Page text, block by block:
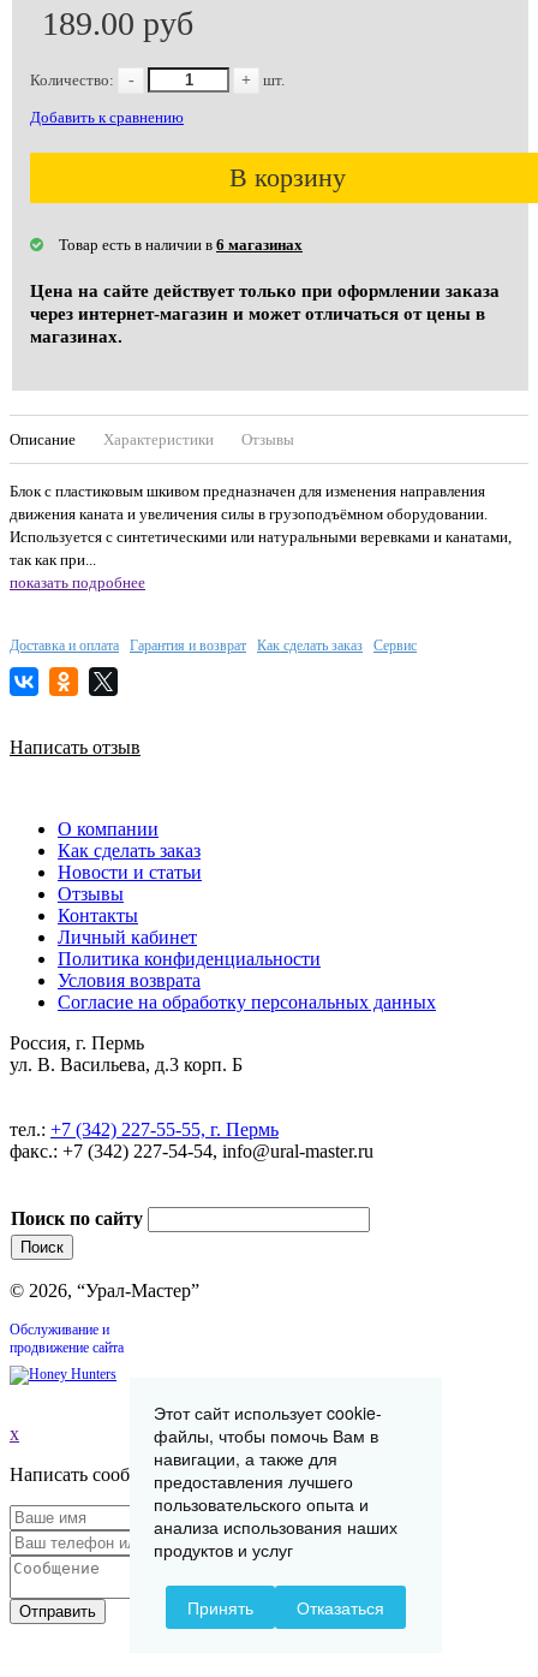
189.00 руб
Количество: - + шт.
Добавить к сравнению
В корзину
Товар есть в наличии в 6 магазинах
Цена на сайте действует только при оформлении заказа
через интернет-магазин и может отличаться от цены в
магазинах.
Описание Характеристики Отзывы
Блок с пластиковым шкивом предназначен для изменения направления
движения каната и увеличения силы в грузоподъёмном оборудовании.
Используется с синтетическими или натуральными веревками и канатами,
так как при...
показать подробнее
Доставка и оплата Гарантия и возврат Как сделать заказ Сервис
Написать отзыв
О компании
Как сделать заказ
Новости и статьи
Отзывы
Контакты
Личный кабинет
Политика конфиденциальности
Условия возврата
Согласие на обработку персональных данных
Россия, г. Пермь
ул. В. Васильева, д.3 корп. Б
тел.: +7 (342) 227-55-55, г. Пермь
факс.: +7 (342) 227-54-54, info@ural-master.ru
Поиск по сайту
© 2026, “Урал-Мастер”
Обслуживание и
продвижение сайта
x
Написать сообщение
Отправить
Этот сайт использует cookie-
файлы, чтобы помочь Вам в
навигации, а также для
предоставления лучшего
пользовательского опыта и
анализа использования наших
продуктов и услуг
Принять Отказаться